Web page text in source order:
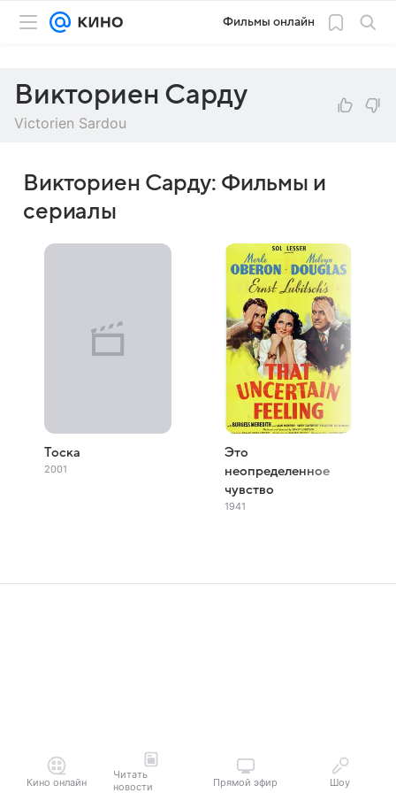
Фильмы онлайн
Викториен Сарду
Victorien Sardou
Викториен Сарду: Фильмы и
сериалы
Тоска
2001
Это
неопределенное
чувство
1941
Кино онлайн
Читать
новости
Прямой эфир Шоу